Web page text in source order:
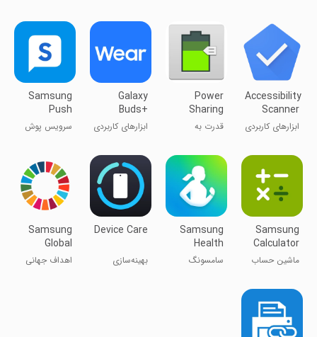
خشک‌کن
سامسونگ
سامسونگ
Accessibility
Scanner
ابزارهای کاربردی
Power
Sharing
قدرت به
Galaxy
Buds+
Manager
ابزارهای کاربردی
Samsung
Push
Service
سرویس پوش
Samsung
Calculator
ماشین حساب
Samsung
Health
سامسونگ
Device Care
بهینه‌سازی
Samsung
Global
Goals
اهداف جهانی